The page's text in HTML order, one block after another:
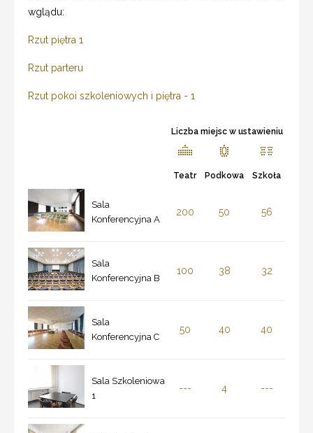
wglądu:
Rzut piętra 1
Rzut parteru
Rzut pokoi szkoleniowych i piętra - 1
Liczba miejsc w ustawieniu
Teatr Podkowa Szkoła
Sala
Konferencyjna A
200 50 56
Sala
Konferencyjna B
100 38 32
Sala
Konferencyjna C
50 40 40
Sala Szkoleniowa
1
--- 4 ---